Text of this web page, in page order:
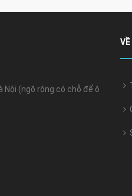
Nội (ngõ rộng có chỗ để ô
VỀ